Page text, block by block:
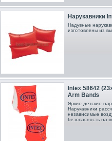
Нарукавники
Надувные
изготовлены из
Intex 58642
Arm Bands
Яркие детские
Нарукавники
независимые
безопасность на